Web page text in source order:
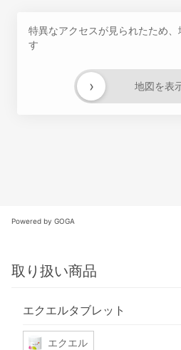
特異なアクセスが見られたため
す
地図を表
›
Powered by GOGA
取り扱い商品
エクエルタブレット
エクエル